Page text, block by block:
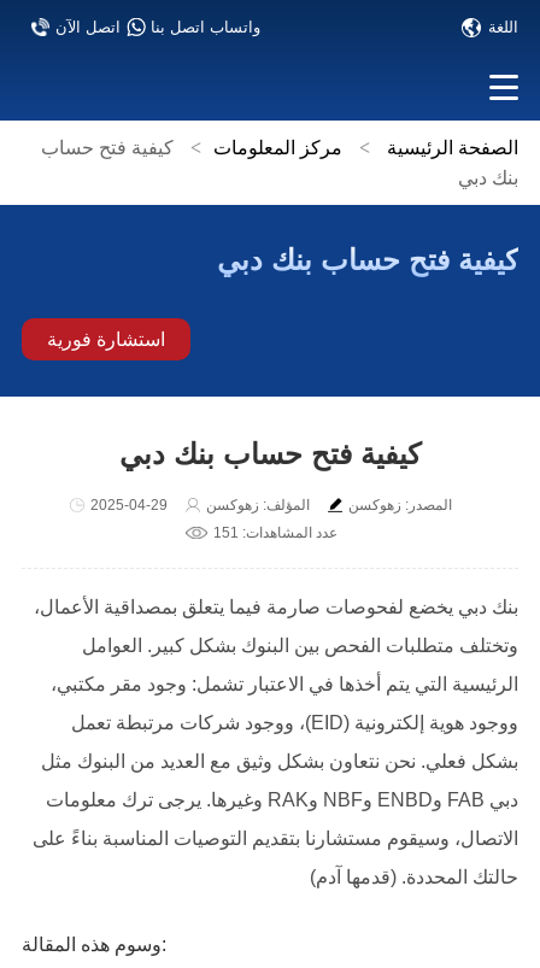
واتساب اتصل بنا اتصل الآن اللغة
الصفحة الرئيسية > مركز المعلومات >
كيفية فتح حساب
بنك دبي
كيفية فتح حساب بنك دبي
استشارة فورية
كيفية فتح حساب بنك دبي
2025-04-29 المؤلف: زهوكسن
المصدر: زهوكسن
عدد المشاهدات: 151
بنك دبي يخضع لفحوصات صارمة فيما يتعلق بمصداقية الأعمال،
وتختلف متطلبات الفحص بين البنوك بشكل كبير. العوامل
الرئيسية التي يتم أخذها في الاعتبار تشمل: وجود مقر مكتبي،
ووجود هوية إلكترونية (EID)، ووجود شركات مرتبطة تعمل
بشكل فعلي. نحن نتعاون بشكل وثيق مع العديد من البنوك مثل
دبي FAB وENBD وNBF وRAK وغيرها. يرجى ترك معلومات
الاتصال، وسيقوم مستشارنا بتقديم التوصيات المناسبة بناءً على
حالتك المحددة. (قدمها آدم)
وسوم هذه المقالة: